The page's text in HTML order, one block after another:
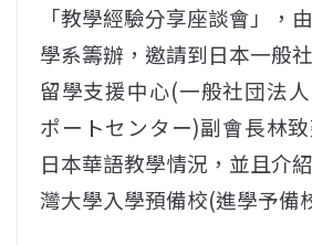
「教學經驗分享座談會」，
學系籌辦，邀請到日本一般
留學支援中心(一般社団法
ポートセンター)副會長林
日本華語教學情況，並且介
灣大學入學預備校(進學予備